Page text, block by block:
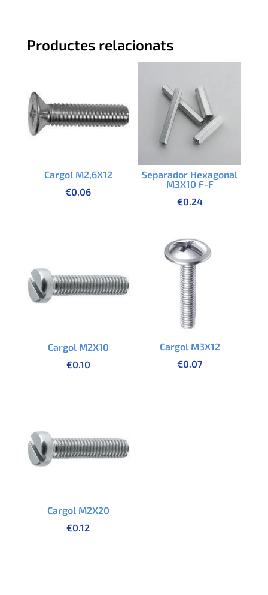
Productes relacionats
Cargol M2,6X12
€0.06
Separador Hexagonal
M3X10 F-F
€0.24
Cargol M2X10
€0.10
Cargol M3X12
€0.07
Cargol M2X20
€0.12